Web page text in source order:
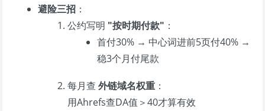
避险三招 ：
公约写明 "按时期付款" ：
首付30% → 中心词进前5页付40% →
稳3个月付尾款
每月查外链域名权重 ：
用Ahrefs查DA值＞40才算有效